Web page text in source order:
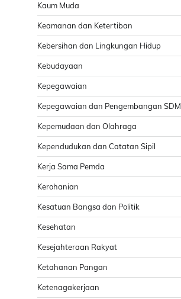
Kaum Muda
Keamanan dan Ketertiban
Kebersihan dan Lingkungan Hidup
Kebudayaan
Kepegawaian
Kepegawaian dan Pengembangan SDM
Kepemudaan dan Olahraga
Kependudukan dan Catatan Sipil
Kerja Sama Pemda
Kerohanian
Kesatuan Bangsa dan Politik
Kesehatan
Kesejahteraan Rakyat
Ketahanan Pangan
Ketenagakerjaan